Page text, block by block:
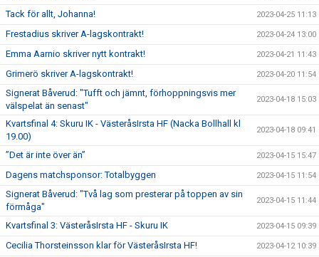
Tack för allt, Johanna! 2023-04-25 11:13
Frestadius skriver A-lagskontrakt! 2023-04-24 13:00
Emma Aarnio skriver nytt kontrakt! 2023-04-21 11:43
Grimerö skriver A-lagskontrakt! 2023-04-20 11:54
Signerat Båverud: "Tufft och jämnt, förhoppningsvis mer
välspelat än senast"
2023-04-18 15:03
Kvartsfinal 4: Skuru IK - VästeråsIrsta HF (Nacka Bollhall kl
19.00)
2023-04-18 09:41
”Det är inte över än” 2023-04-15 15:47
Dagens matchsponsor: Totalbyggen 2023-04-15 11:54
Signerat Båverud: "Två lag som presterar på toppen av sin
förmåga"
2023-04-15 11:44
Kvartsfinal 3: VästeråsIrsta HF - Skuru IK 2023-04-15 09:39
Cecilia Thorsteinsson klar för VästeråsIrsta HF! 2023-04-12 10:39